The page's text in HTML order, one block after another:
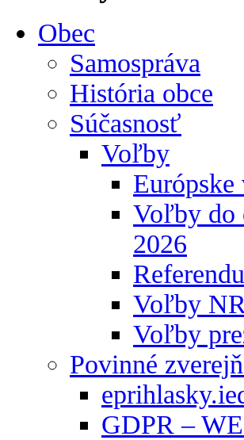
Obec
Samospráva
História obce
Súčasnosť
Voľby
Voľby do
2026
Voľby
Voľby
Povinné
GDPR –